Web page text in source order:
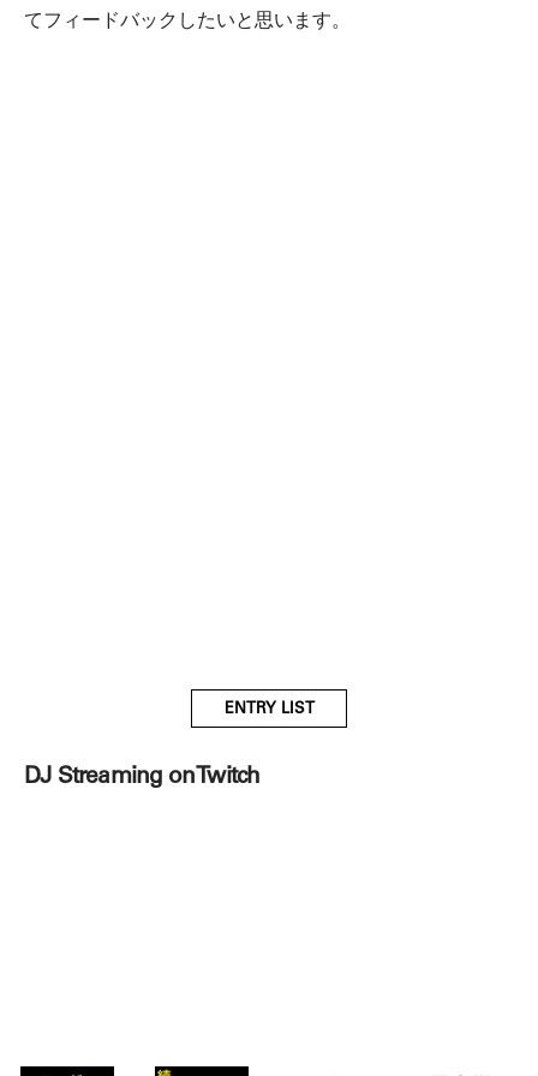
てフィードバックしたいと思います。
ENTRY LIST
DJ Streaming on Twitch